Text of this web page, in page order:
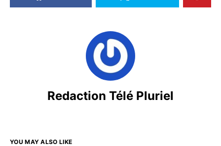
Redaction Télé Pluriel
YOU MAY ALSO LIKE